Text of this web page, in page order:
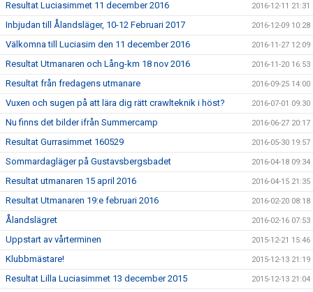
Resultat Luciasimmet 11 december 2016 2016-12-11 21:31
Inbjudan till Ålandsläger, 10-12 Februari 2017 2016-12-09 10:28
Välkomna till Luciasim den 11 december 2016 2016-11-27 12:09
Resultat Utmanaren och Lång-km 18 nov 2016 2016-11-20 16:53
Resultat från fredagens utmanare 2016-09-25 14:00
Vuxen och sugen på att lära dig rätt crawlteknik i höst? 2016-07-01 09:30
Nu finns det bilder ifrån Summercamp 2016-06-27 20:17
Resultat Gurrasimmet 160529 2016-05-30 19:57
Sommardagläger på Gustavsbergsbadet 2016-04-18 09:34
Resultat utmanaren 15 april 2016 2016-04-15 21:35
Resultat Utmanaren 19:e februari 2016 2016-02-20 08:18
Ålandslägret 2016-02-16 07:53
Uppstart av vårterminen 2015-12-21 15:46
Klubbmästare! 2015-12-13 21:19
Resultat Lilla Luciasimmet 13 december 2015 2015-12-13 21:04